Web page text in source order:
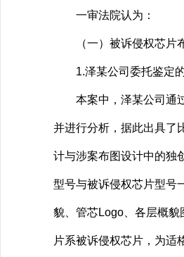
一审法院认为：
（一）被诉侵权芯片布
1.泽某公司委托鉴定的
本案中，泽某公司通过
并进行分析，据此出具了
计与涉案布图设计中的独
型号与被诉侵权芯片型号
貌、管芯Logo、各层概
片系被诉侵权芯片，为适